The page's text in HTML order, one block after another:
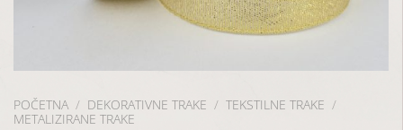
POČETNA / DEKORATIVNE TRAKE / TEKSTILNE TRAKE /
METALIZIRANE TRAKE